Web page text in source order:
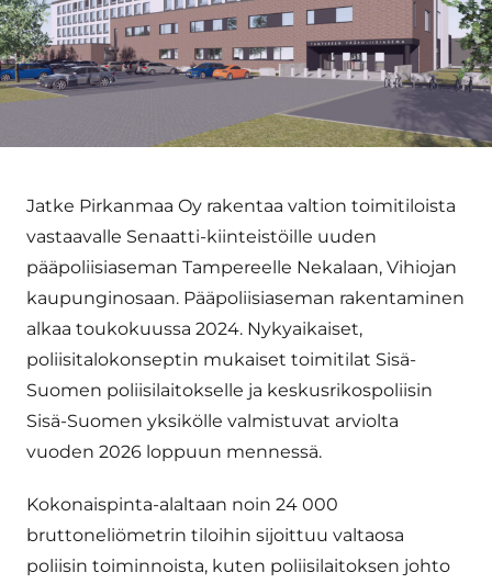
Jatke Pirkanmaa Oy rakentaa valtion toimitiloista
vastaavalle Senaatti-kiinteistöille uuden
pääpoliisiaseman Tampereelle Nekalaan, Vihiojan
kaupunginosaan. Pääpoliisiaseman rakentaminen
alkaa toukokuussa 2024. Nykyaikaiset,
poliisitalokonseptin mukaiset toimitilat Sisä-
Suomen poliisilaitokselle ja keskusrikospoliisin
Sisä-Suomen yksikölle valmistuvat arviolta
vuoden 2026 loppuun mennessä.
Kokonaispinta-alaltaan noin 24 000
bruttoneliömetrin tiloihin sijoittuu valtaosa
poliisin toiminnoista, kuten poliisilaitoksen johto